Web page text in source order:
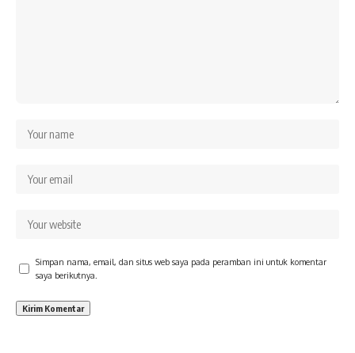
Simpan nama, email, dan situs web saya pada peramban ini untuk komentar
saya berikutnya.